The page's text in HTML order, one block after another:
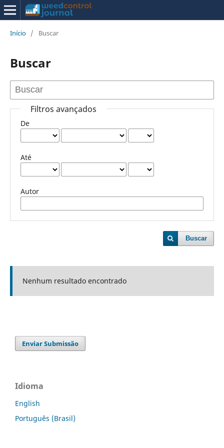
Início / Buscar
Buscar
Filtros avançados
De
Até
Autor
Buscar
Nenhum resultado encontrado
Enviar Submissão
Idioma
English
Português (Brasil)